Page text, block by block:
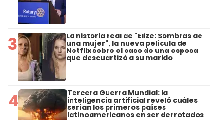
3 La historia real de "Elize: Sombras de
una mujer", la nueva película de
Netflix sobre el caso de una esposa
que descuartizó a su marido
4 Tercera Guerra Mundial: la
inteligencia artificial reveló cuáles
serían los primeros países
latinoamericanos en ser derrotados